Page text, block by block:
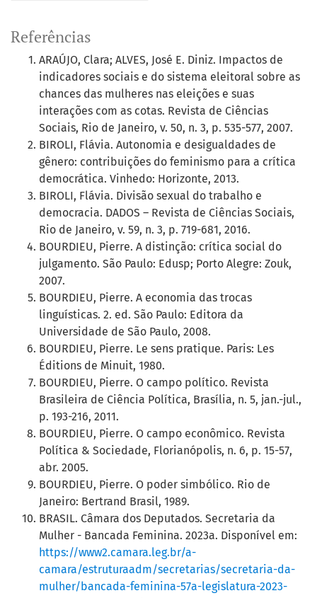
Referências
ARAÚJO, Clara; ALVES, José E. Diniz. Impactos de
indicadores sociais e do sistema eleitoral sobre as
chances das mulheres nas eleições e suas
interações com as cotas. Revista de Ciências
Sociais, Rio de Janeiro, v. 50, n. 3, p. 535-577, 2007.
BIROLI, Flávia. Autonomia e desigualdades de
gênero: contribuições do feminismo para a crítica
democrática. Vinhedo: Horizonte, 2013.
BIROLI, Flávia. Divisão sexual do trabalho e
democracia. DADOS – Revista de Ciências Sociais,
Rio de Janeiro, v. 59, n. 3, p. 719-681, 2016.
BOURDIEU, Pierre. A distinção: crítica social do
julgamento. São Paulo: Edusp; Porto Alegre: Zouk,
2007.
BOURDIEU, Pierre. A economia das trocas
linguísticas. 2. ed. São Paulo: Editora da
Universidade de São Paulo, 2008.
BOURDIEU, Pierre. Le sens pratique. Paris: Les
Éditions de Minuit, 1980.
BOURDIEU, Pierre. O campo político. Revista
Brasileira de Ciência Política, Brasília, n. 5, jan.-jul.,
p. 193-216, 2011.
BOURDIEU, Pierre. O campo econômico. Revista
Política & Sociedade, Florianópolis, n. 6, p. 15-57,
abr. 2005.
BOURDIEU, Pierre. O poder simbólico. Rio de
Janeiro: Bertrand Brasil, 1989.
BRASIL. Câmara dos Deputados. Secretaria da
Mulher - Bancada Feminina. 2023a. Disponível em:
https://www2.camara.leg.br/a-
camara/estruturaadm/secretarias/secretaria-da-
mulher/bancada-feminina-57a-legislatura-2023-